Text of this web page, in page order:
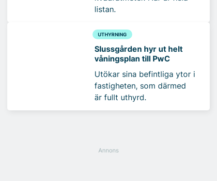
listan.
UTHYRNING
Slussgården hyr ut helt
våningsplan till PwC
Utökar sina befintliga ytor i
fastigheten, som därmed
är fullt uthyrd.